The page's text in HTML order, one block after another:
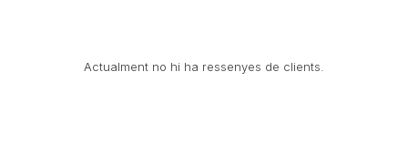
Actualment no hi ha ressenyes de clients.